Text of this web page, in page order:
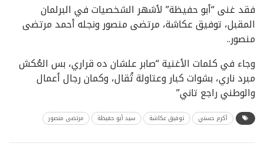
فقد غنى “أبو حفيظة” لأشهر الشخصيات في البرلمان
المقبل، توفيق عكاشة، مرتضى منصور ونجله أحمد مرتضى
منصور..
وجاء في كلمات الأغنية “صابر علشان ده قراري، بس العُكش
مبرد ناري، بشوات كبار وعتاولة تُقال، وكمان رجال أعمال
والوطني راجع تاني”
أكرم حسني توفيق عكاشة سيد أبو حفيظة مرتضى منصور